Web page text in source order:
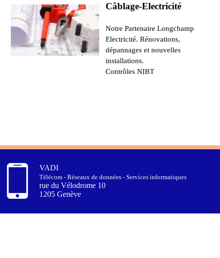
Câblage-Electricité
Notre Partenaire Longchamp
Electricité. Rénovations,
dépannages et nouvelles
installations.
Contrôles NIBT
VADI
Télécom - Réseaux de données - Services informatiques
rue du Vélodrome 10
1205 Genève